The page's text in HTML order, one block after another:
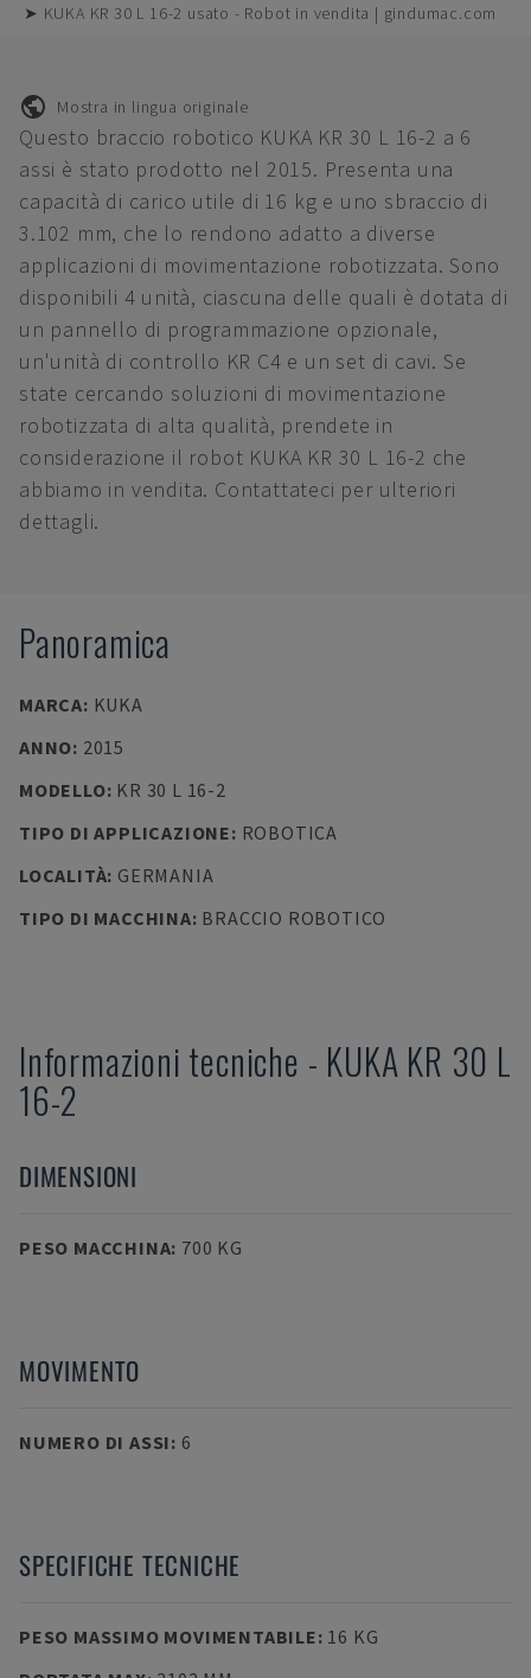
➤ KUKA KR 30 L 16-2 usato - Robot in vendita | gindumac.com
Mostra in lingua originale
Questo braccio robotico KUKA KR 30 L 16-2 a 6
assi è stato prodotto nel 2015. Presenta una
capacità di carico utile di 16 kg e uno sbraccio di
3.102 mm, che lo rendono adatto a diverse
applicazioni di movimentazione robotizzata. Sono
disponibili 4 unità, ciascuna delle quali è dotata di
un pannello di programmazione opzionale,
un'unità di controllo KR C4 e un set di cavi. Se
state cercando soluzioni di movimentazione
robotizzata di alta qualità, prendete in
considerazione il robot KUKA KR 30 L 16-2 che
abbiamo in vendita. Contattateci per ulteriori
dettagli.
Panoramica
MARCA: KUKA
ANNO: 2015
MODELLO: KR 30 L 16-2
TIPO DI APPLICAZIONE: ROBOTICA
LOCALITÀ: GERMANIA
TIPO DI MACCHINA: BRACCIO ROBOTICO
Informazioni tecniche - KUKA KR 30 L
16-2
DIMENSIONI
PESO MACCHINA: 700 KG
MOVIMENTO
NUMERO DI ASSI: 6
SPECIFICHE TECNICHE
PESO MASSIMO MOVIMENTABILE: 16 KG